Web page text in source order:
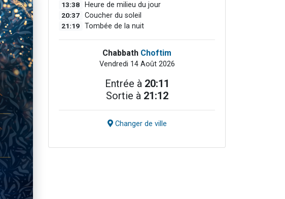
13:38 Heure de milieu du jour
20:37 Coucher du soleil
21:19 Tombée de la nuit
Chabbath Choftim
Vendredi 14 Août 2026
Entrée à 20:11
Sortie à 21:12
Changer de ville